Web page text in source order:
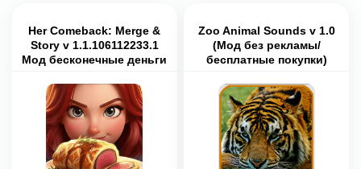
Her Comeback: Merge &
Story v 1.1.106112233.1
Мод бесконечные деньги
Zoo Animal Sounds v 1.0
(Мод без рекламы/
бесплатные покупки)